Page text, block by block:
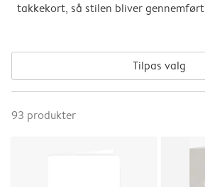
takkekort, så stilen bliver gennemført
Tilpas valg
93 produkter